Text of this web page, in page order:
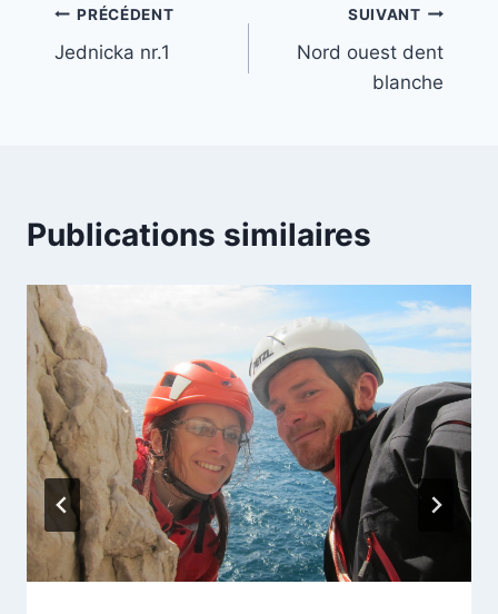
Navigation
de
PRÉCÉDENT
Jednicka nr.1
SUIVANT
Nord ouest dent
blanche
Publications similaires